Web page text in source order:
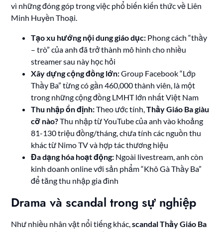
vì những đóng góp trong việc phổ biến kiến thức về Liên
Minh Huyền Thoại.
Tạo xu hướng nội dung giáo dục: Phong cách “thầy
– trò” của anh đã trở thành mô hình cho nhiều
streamer sau này học hỏi
Xây dựng cộng đồng lớn:Group Facebook “Lớp
Thầy Ba” từng có gần 460,000 thành viên, là một
trong những cộng đồng LMHT lớn nhất Việt Nam
Thu nhập ổn định:Theo ước tính,Thầy Giáo Ba giàu
cỡ nào?Thu nhập từ YouTube của anh vào khoảng
81-130 triệu đồng/tháng, chưa tính các nguồn thu
khác từ Nimo TV và hợp tác thương hiệu
Đa dạng hóa hoạt động: Ngoài livestream, anh còn
kinh doanh online với sản phẩm “Khô Gà Thầy Ba”
để tăng thu nhập gia đình
Drama và scandal trong sự nghiệp
Như nhiều nhân vật nổi tiếng khác,scandal Thầy Giáo Ba